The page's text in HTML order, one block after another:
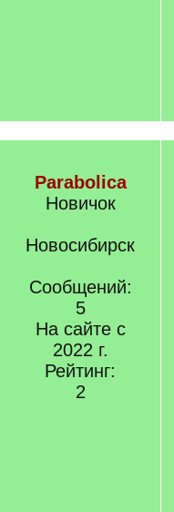
Parabolica
Новичок
Новосибирск
Сообщений:
5
На сайте с
2022 г.
Рейтинг:
2